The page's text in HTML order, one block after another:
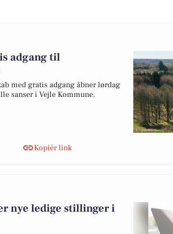
adgang til
med gratis adgang åbner lørdag
sanser i Vejle Kommune.
Kopiér link
nye ledige stillinger i